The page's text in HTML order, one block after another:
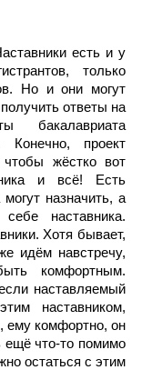
есть и у
только
Но и они могут
ответы на
бакалавриата
Конечно, проект
жёстко вот
и всё! Есть
назначить, а
наставника.
Хотя бывает,
идём навстречу,
комфортным.
наставляемый
наставником,
ему комфортно, он
ещё что-то помимо
остаться с этим